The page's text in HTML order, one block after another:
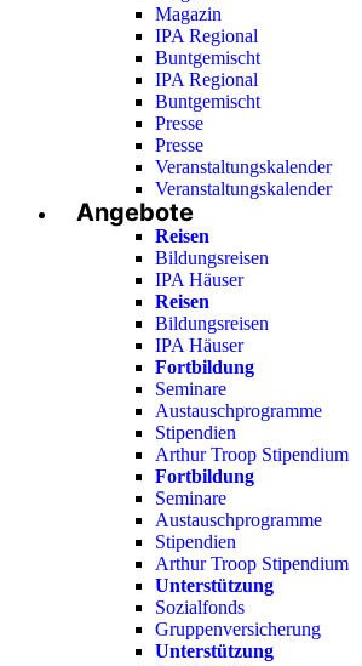
Magazin
IPA Regional
Buntgemischt
IPA Regional
Buntgemischt
Presse
Presse
Veranstaltungskalender
Veranstaltungskalender
Angebote
Reisen
Bildungsreisen
IPA Häuser
Reisen
Bildungsreisen
IPA Häuser
Fortbildung
Seminare
Austauschprogramme
Stipendien
Arthur Troop Stipendium
Fortbildung
Seminare
Austauschprogramme
Stipendien
Arthur Troop Stipendium
Unterstützung
Sozialfonds
Gruppenversicherung
Unterstützung